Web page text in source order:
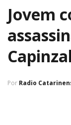
Jovem
Capinzal
Por Radio